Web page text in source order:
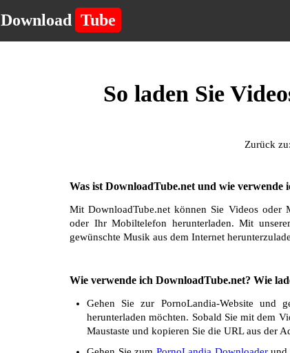
Download Tube
So laden Sie
Zurück zu:
Was ist DownloadTube.net und wie verwende
Mit DownloadTube.net können Sie Videos oder
oder Ihr Mobiltelefon herunterladen. Mit
gewünschte Musik aus dem Internet
Wie verwende ich DownloadTube.net? Wie
Gehen Sie zur PornoLandia-Website
herunterladen möchten. Sobald Sie mit dem
Maustaste und kopieren Sie die URL aus der